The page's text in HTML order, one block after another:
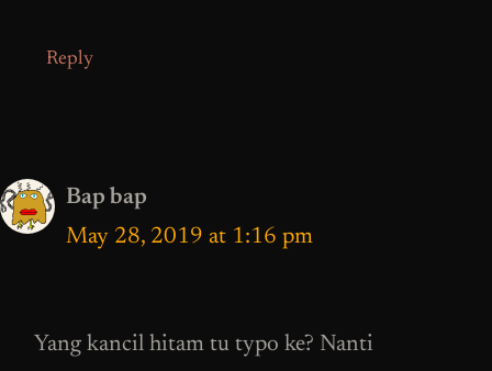
Reply
Bap bap
May 28, 2019 at 1:16 pm
Yang kancil hitam tu typo ke? Nanti